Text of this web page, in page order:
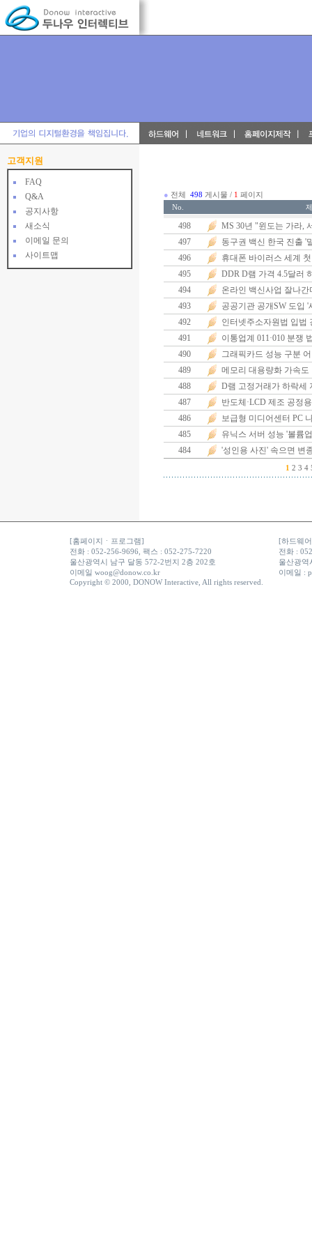
고객지원
FAQ
Q&A
공지사항
새소식
이메일 문의
사이트맵
● 전체 498 게시물 / 1 페이지
No.
498
MS 30년 "윈도는 가라,
497
동구권 백신 한국 진출 '
496
휴대폰 바이러스 세계
495
DDR D램 가격 4.5달러
494
온라인 백신사업 잘나간
493
공공기관 공개SW 도입 '
492
인터넷주소자원법 입법
491
이통업계 011·010 분쟁
490
그래픽카드 성능 구분
489
메모리 대용량화 가속도
488
D램 고정거래가 하락세
487
반도체·LCD 제조 공정
486
보급형 미디어센터 PC
485
유닉스 서버 성능 '볼륨
484
'성인용 사진' 속으면 변
1 2 3 4
[홈페이지ㆍ프로그램]
전화 : 052-256-9696, 팩스 : 052-275-7220
울산광역시 남구 달동 572-2번지 2층 202호
이메일 woog@donow.co.kr
[하드웨
전화 :
울산광역
이메일 :
Copyright © 2000, DONOW Interactive, All rights reserved.